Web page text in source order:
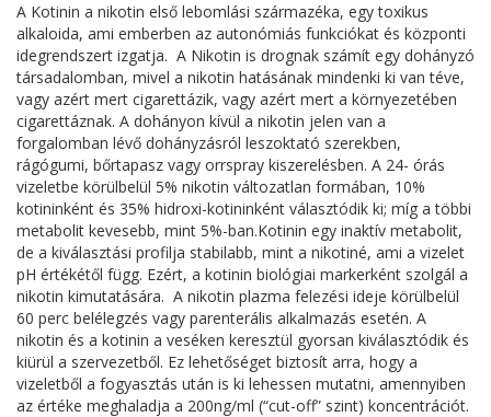
A Kotinin a nikotin első lebomlási származéka, egy toxikus
alkaloida, ami emberben az autonómiás funkciókat és központi
idegrendszert izgatja. A Nikotin is drognak számít egy dohányzó
társadalomban, mivel a nikotin hatásának mindenki ki van téve,
vagy azért mert cigarettázik, vagy azért mert a környezetében
cigarettáznak. A dohányon kívül a nikotin jelen van a
forgalomban lévő dohányzásról leszoktató szerekben,
rágógumi, bőrtapasz vagy orrspray kiszerelésben. A 24- órás
vizeletbe körülbelül 5% nikotin változatlan formában, 10%
kotininként és 35% hidroxi-kotininként választódik ki; míg a többi
metabolit kevesebb, mint 5%-ban.Kotinin egy inaktív metabolit,
de a kiválasztási profilja stabilabb, mint a nikotiné, ami a vizelet
pH értékétől függ. Ezért, a kotinin biológiai markerként szolgál a
nikotin kimutatására. A nikotin plazma felezési ideje körülbelül
60 perc belélegzés vagy parenterális alkalmazás esetén. A
nikotin és a kotinin a veséken keresztül gyorsan kiválasztódik és
kiürül a szervezetből. Ez lehetőséget biztosít arra, hogy a
vizeletből a fogyasztás után is ki lehessen mutatni, amennyiben
az értéke meghaladja a 200ng/ml (“cut-off” szint) koncentrációt.